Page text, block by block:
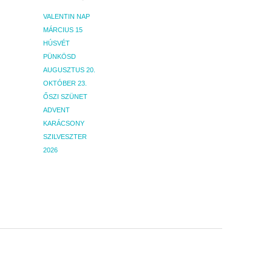
VALENTIN NAP
MÁRCIUS 15
HÚSVÉT
PÜNKÖSD
AUGUSZTUS 20.
OKTÓBER 23.
ŐSZI SZÜNET
ADVENT
KARÁCSONY
SZILVESZTER
2026